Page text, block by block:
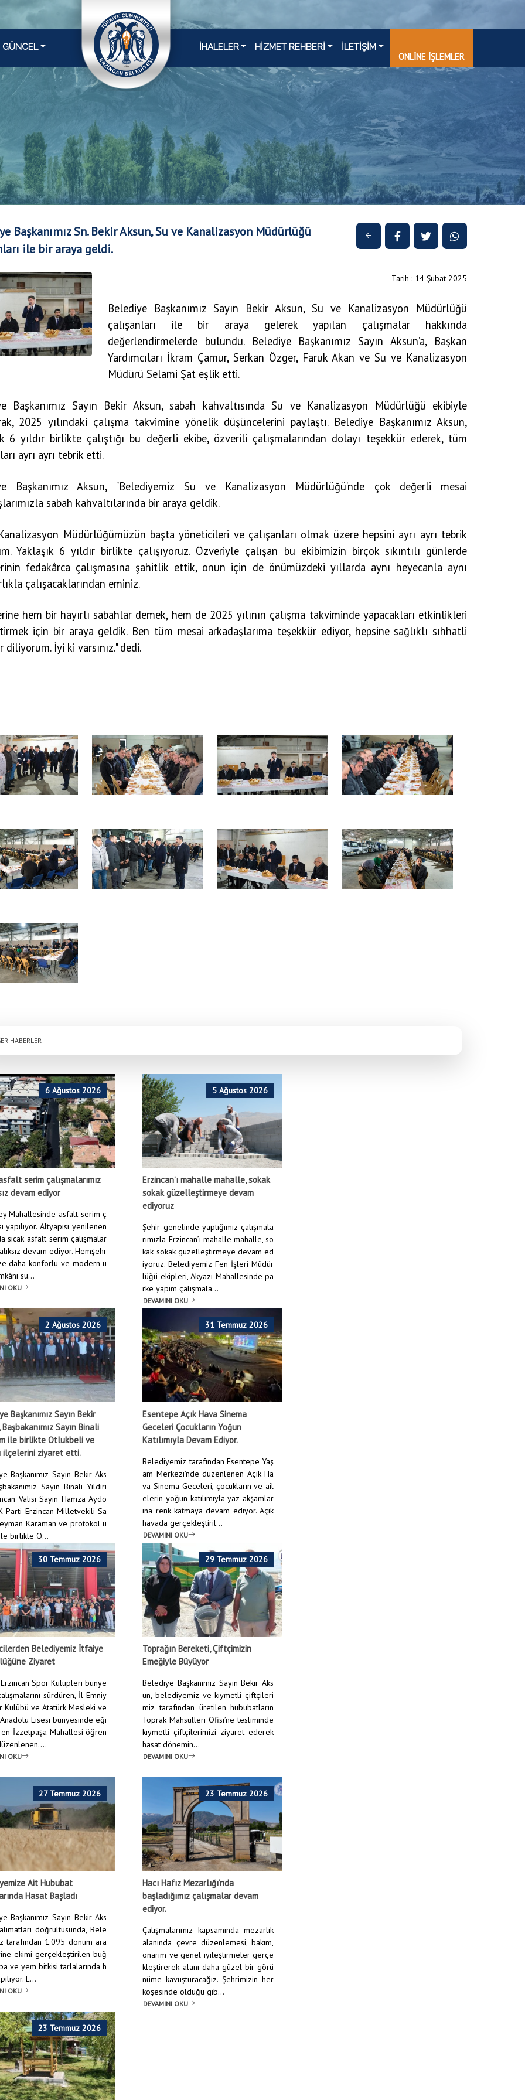
GÜNCEL İHALELER HİZMET REHBERİ İLETİŞİM
ONLİNE İŞLEMLER
Anasayfa / Haberler / Belediye Başkanımız Sn. Bekir Aksun, Su ve Kanalizasyon Müdürlüğü çalışanları ile bir araya geldi.
Başkanımız Sn. Bekir Aksun, Su ve Kanalizasyon Müdürlüğü
ile bir araya geldi.
Tarih : 14 Şubat 2025
Belediye Başkanımız Sayın Bekir Aksun, Su ve Kanalizasyon Müdürlüğü
çalışanları ile bir araya gelerek yapılan çalışmalar hakkında
değerlendirmelerde bulundu. Belediye Başkanımız Sayın Aksun’a, Başkan
Yardımcıları İkram Çamur, Serkan Özger, Faruk Akan ve Su ve Kanalizasyon
Müdürü Selami Şat eşlik etti.
Başkanımız Sayın Bekir Aksun, sabah kahvaltısında Su ve Kanalizasyon Müdürlüğü ekibiyle
2025 yılındaki çalışma takvimine yönelik düşüncelerini paylaştı. Belediye Başkanımız Aksun,
6 yıldır birlikte çalıştığı bu değerli ekibe, özverili çalışmalarından dolayı teşekkür ederek, tüm
ayrı ayrı tebrik etti.
Başkanımız Aksun, "Belediyemiz Su ve Kanalizasyon Müdürlüğü’nde çok değerli mesai
sabah kahvaltılarında bir araya geldik.
Müdürlüğümüzün başta yöneticileri ve çalışanları olmak üzere hepsini ayrı ayrı tebrik
Yaklaşık 6 yıldır birlikte çalışıyoruz. Özveriyle çalışan bu ekibimizin birçok sıkıntılı günlerde
fedakârca çalışmasına şahitlik ettik, onun için de önümüzdeki yıllarda aynı heyecanla aynı
çalışacaklarından eminiz.
hem bir hayırlı sabahlar demek, hem de 2025 yılının çalışma takviminde yapacakları etkinlikleri
için bir araya geldik. Ben tüm mesai arkadaşlarıma teşekkür ediyor, hepsine sağlıklı sıhhatli
İyi ki varsınız." dedi.
HABERLER
6 Ağustos 2026
serim çalışmalarımız
devam ediyor
Mahallesinde asfalt serim ç
yapılıyor. Altyapısı yenilenen
sıcak asfalt serim çalışmalar
devam ediyor. Hemşehr
daha konforlu ve modern u
su...
OKU
5 Ağustos 2026
Erzincan’ı mahalle mahalle, sokak
sokak güzelleştirmeye devam
ediyoruz
Şehir genelinde yaptığımız çalışmala
rımızla Erzincan’ı mahalle mahalle, so
kak sokak güzelleştirmeye devam ed
iyoruz. Belediyemiz Fen İşleri Müdür
lüğü ekipleri, Akyazı Mahallesinde pa
rke yapım çalışmala...
DEVAMINI OKU
2 Ağustos 2026
Başkanımız Sayın Bekir
Sayın Binali
ile birlikte Otlukbeli ve
ilçelerini ziyaret etti.
Başkanımız Sayın Bekir Aks
Sayın Binali Yıldırı
Valisi Sayın Hamza Aydo
Parti Erzincan Milletvekili Sa
Karaman ve protokol ü
birlikte O...
OKU
31 Temmuz 2026
Esentepe Açık Hava Sinema
Geceleri Çocukların Yoğun
Katılımıyla Devam Ediyor.
Belediyemiz tarafından Esentepe Yaş
am Merkezi’nde düzenlenen Açık Ha
va Sinema Geceleri, çocukların ve ail
elerin yoğun katılımıyla yaz akşamlar
ına renk katmaya devam ediyor. Açık
havada gerçekleştiril...
DEVAMINI OKU
30 Temmuz 2026
Belediyemiz İtfaiye
Ziyaret
Spor Kulüpleri bünye
sürdüren, İl Emniy
Kulübü ve Atatürk Mesleki ve
Lisesi bünyesinde eği
İzzetpaşa Mahallesi öğren
OKU
29 Temmuz 2026
Toprağın Bereketi, Çiftçimizin
Emeğiyle Büyüyor
Belediye Başkanımız Sayın Bekir Aks
un, belediyemiz ve kıymetli çiftçileri
miz tarafından üretilen hububatların
Toprak Mahsulleri Ofisi’ne tesliminde
kıymetli çiftçilerimizi ziyaret ederek
hasat dönemin...
DEVAMINI OKU
27 Temmuz 2026
Ait Hububat
Hasat Başladı
Başkanımız Sayın Bekir Aks
doğrultusunda, Bele
tarafından 1.095 dönüm ara
ekimi gerçekleştirilen buğ
ve yem bitkisi tarlalarında h
E...
OKU
23 Temmuz 2026
Hacı Hafız Mezarlığı’nda
başladığımız çalışmalar devam
ediyor.
Çalışmalarımız kapsamında mezarlık
alanında çevre düzenlemesi, bakım,
onarım ve genel iyileştirmeler gerçe
kleştirerek alanı daha güzel bir görü
nüme kavuşturacağız. Şehrimizin her
köşesinde olduğu gib...
DEVAMINI OKU
23 Temmuz 2026